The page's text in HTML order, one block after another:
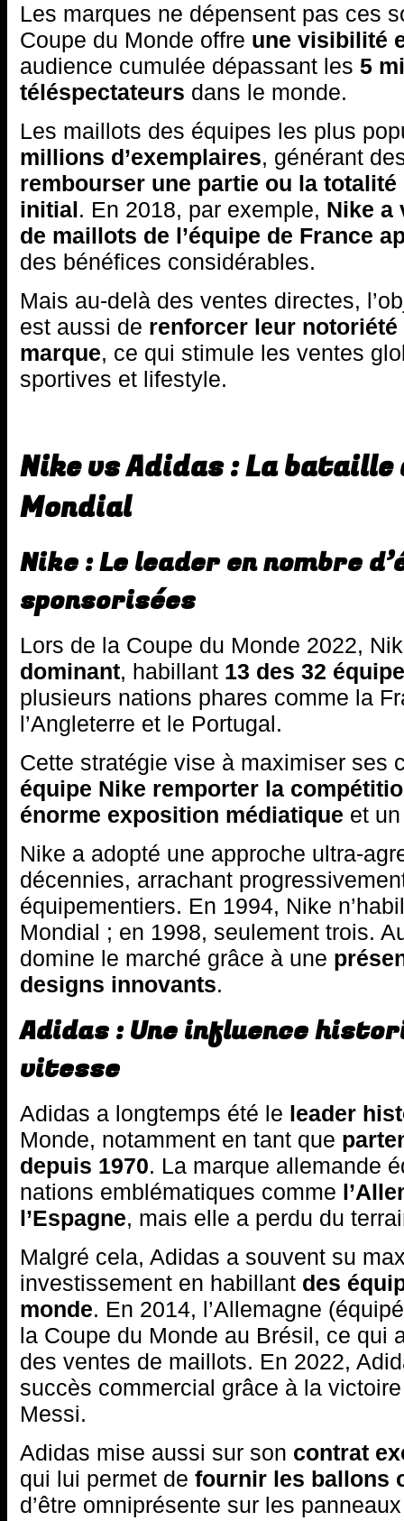
Les marques ne dépensent pas ces
Coupe du Monde offre une visibilité
audience cumulée dépassant les 5
téléspectateurs dans le monde.
Les maillots des équipes les plus
millions d’exemplaires, générant
rembourser une partie ou la totalité
initial. En 2018, par exemple, Nike a
de maillots de l’équipe de France
des bénéfices considérables.
Mais au-delà des ventes directes,
est aussi de renforcer leur notoriété
marque, ce qui stimule les ventes
sportives et lifestyle.
Nike vs Adidas : La
Mondial
Nike : Le leader en nombre
sponsorisées
Lors de la Coupe du Monde 2022,
dominant, habillant 13 des 32
plusieurs nations phares comme la
l’Angleterre et le Portugal.
Cette stratégie vise à maximiser ses
équipe Nike remporter la
énorme exposition médiatique et
Nike a adopté une approche ultra-
décennies, arrachant
équipementiers. En 1994, Nike
Mondial ; en 1998, seulement trois.
domine le marché grâce à une
designs innovants.
Adidas : Une influence
vitesse
Adidas a longtemps été le leader
Monde, notamment en tant que
depuis 1970. La marque allemande
nations emblématiques comme
l’Espagne, mais elle a perdu du
Malgré cela, Adidas a souvent su
investissement en habillant des
monde. En 2014, l’Allemagne
la Coupe du Monde au Brésil, ce qui
des ventes de maillots. En 2022,
succès commercial grâce à la
Messi.
Adidas mise aussi sur son contrat
qui lui permet de fournir les ballons
d’être omniprésente sur les